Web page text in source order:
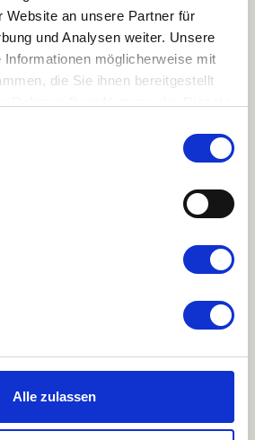
Website an unsere Partner für
und Analysen weiter. Unsere
Informationen möglicherweise mit
die Sie ihnen bereitgestellt
Alle zulassen